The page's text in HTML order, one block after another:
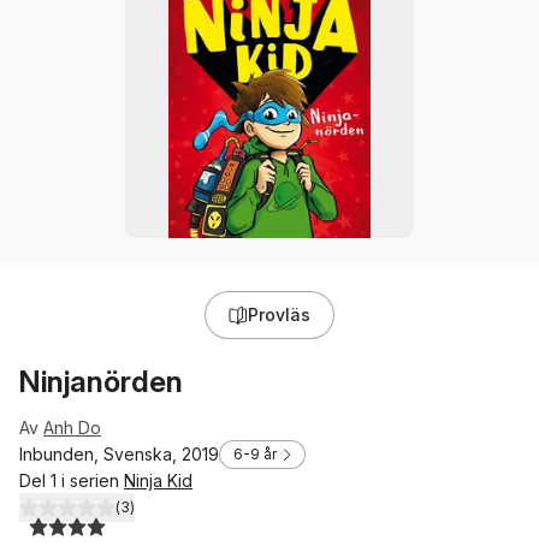
Provläs
Ninjanörden
Av Anh Do
Inbunden, Svenska, 2019
6-9 år
Del 1 i serien Ninja Kid
4,0utav 5 stjärnor. Totalt antal röster:
(3)